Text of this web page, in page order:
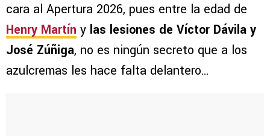
cara al Apertura 2026, pues entre la edad de
Henry Martín y las lesiones de Víctor Dávila y
José Zúñiga, no es ningún secreto que a los
azulcremas les hace falta delantero…